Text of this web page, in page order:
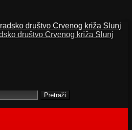
društvo Crvenog križa Slunj